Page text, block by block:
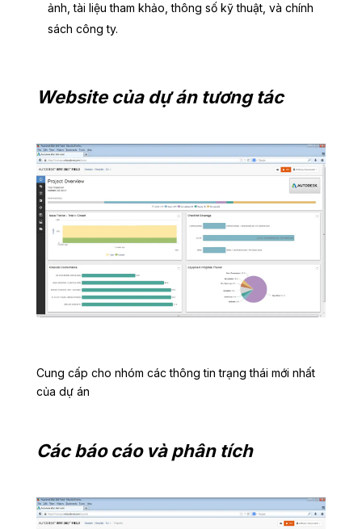
ảnh, tài liệu tham khảo, thông số kỹ thuật, và chính
sách công ty.
Website của dự án tương tác
Cung cấp cho nhóm các thông tin trạng thái mới nhất
của dự án
Các báo cáo và phân tích